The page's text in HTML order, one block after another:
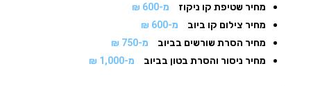
מחיר שטיפת קו ניקוז
מ-600 ₪
מחיר צילום קו ביוב
מ-600 ₪
מחיר הסרת שורשים בביוב
מ-750 ₪
מחיר ניסור והסרת בטון בביוב
מ-1,000 ₪